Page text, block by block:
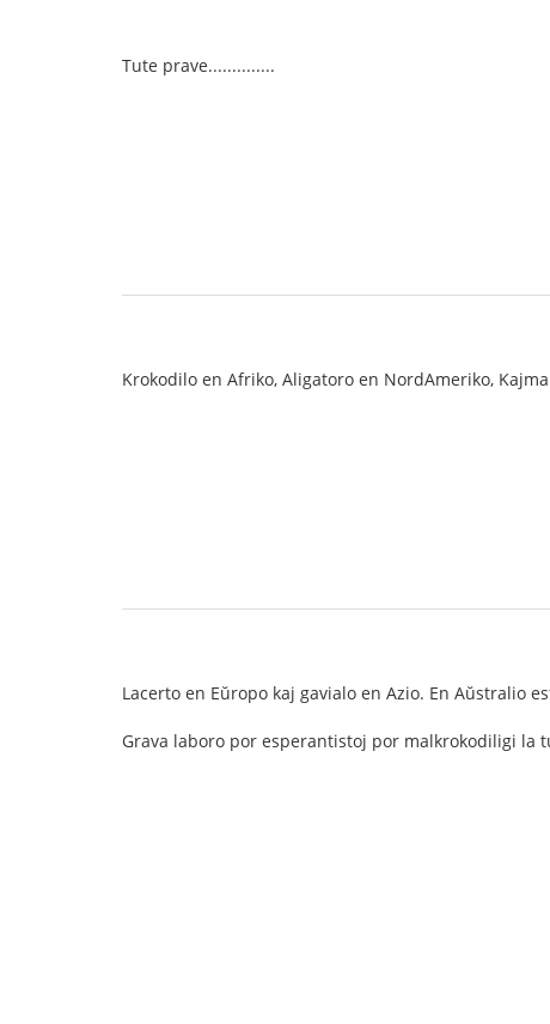
Tute prave..............
Krokodilo en Afriko, Aligatoro en NordAmeriko,
Lacerto en Eŭropo kaj gavialo en Azio. En Aŭstralio
Grava laboro por esperantistoj por malkrokodiligi la